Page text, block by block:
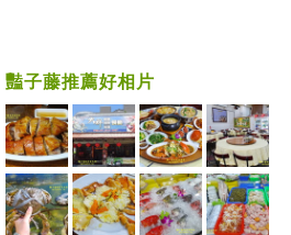
豔子藤推薦好相片